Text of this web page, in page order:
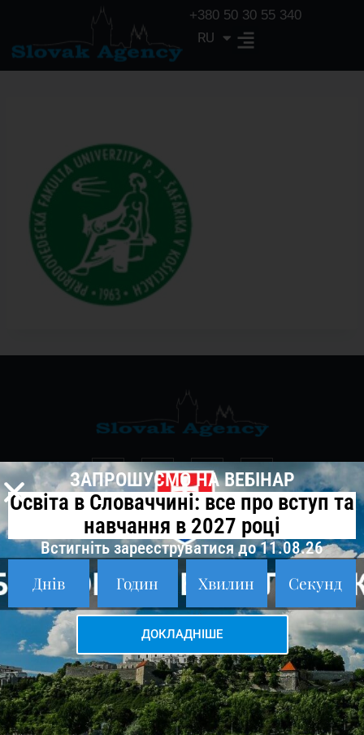
+380 50 30 55 340
RU
EN
Відгуки
FAQ
5,0
5,0 з 5 зірок (на основі 14 відгуків)
Універститети Словаччини
Курси словацької мови
Освіта в Словаччині
ЗАПРОШУЄМО НА ВЕБІНАР
Освіта в Словаччині: все про вступ та
навчання в 2027 році
Встигніть зареєструватися до 11.08.26
Днів Годин Хвилин Секунд
ДОКЛАДНІШЕ